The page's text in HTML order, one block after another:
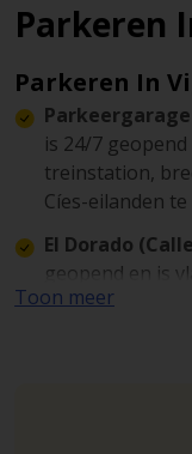
Parkeren
Parkeren In
Parkeergarage
is 24/7
treinstation,
Cíes-eilanden
El Dorado
geopend en is
Kunst.
Toon meer